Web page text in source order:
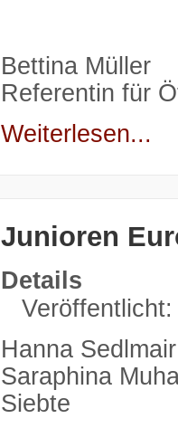
Bettina Müller
Referentin für
Weiterlesen...
Junioren
Details
Hanna
Saraphina
Siebte